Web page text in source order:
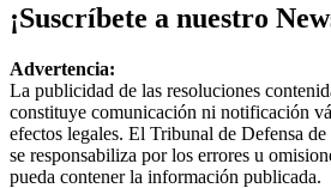
¡Suscríbete a nuestro
Advertencia:
La publicidad de las resoluciones
constituye comunicación ni notificación
efectos legales. El Tribunal de Defensa
se responsabiliza por los errores u
pueda contener la información publicada.